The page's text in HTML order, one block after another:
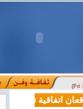
(Fri
اتفاقية تعاون في